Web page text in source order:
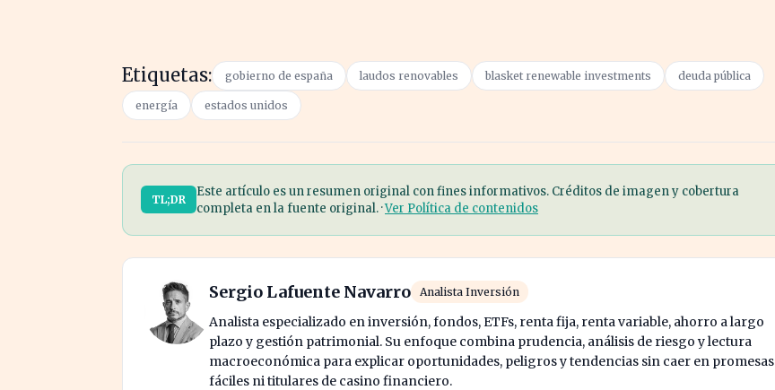
Etiquetas: gobierno de españa laudos renovables blasket renewable investments deuda pública
energía estados unidos
TL;DR
Este artículo es un resumen original con fines informativos. Créditos de imagen y cobertura
completa en la fuente original. ·Ver Política de contenidos
Sergio Lafuente Navarro Analista Inversión
Analista especializado en inversión, fondos, ETFs, renta fija, renta variable, ahorro a largo
plazo y gestión patrimonial. Su enfoque combina prudencia, análisis de riesgo y lectura
macroeconómica para explicar oportunidades, peligros y tendencias sin caer en promesas
fáciles ni titulares de casino financiero.